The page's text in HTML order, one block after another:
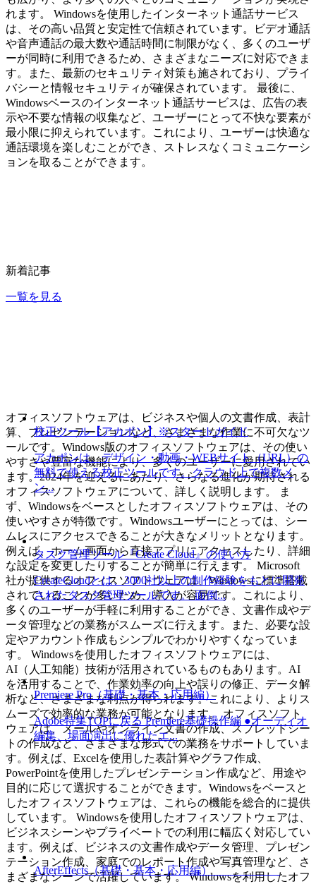
れます。 Windowsを使用したインターネット通話サービス
は、その高い品質と安定性で信頼されています。ビデオ通話
や音声通話の最大数や通話時間に制限がなく、多くのユーザ
ーが同時に利用できるため、さまざまなニーズに対応できま
す。また、最新のセキュリティ対策も施されており、プライ
バシーと情報セキュリティが確保されています。 最後に、
Windowsベースのインターネット通話サービスは、広告の表
示や不要な情報の収集など、ユーザーにとって不快な要素が
最小限に抑えられています。これにより、ユーザーは快適な
通話環境を楽しむことができ、ストレスなくコミュニケーシ
ョンを取ることができます。
オフィスソフトウェアは、ビジネスや個人の文書作成、表計
算、プレゼンテーションなど、さまざまな作業に不可欠なツ
ールです。Windows版のオフィスソフトウェアは、その使い
やすさや豊富な機能により、多くのユーザーに愛用されてい
ます。2024年を迎えるにあたり、さらなる進化が期待される
オフィスソフトウェアについて、詳しく説明します。 ま
ず、Windowsをベースとしたオフィスソフトウェアは、その
使いやすさが特徴です。Windowsユーザーにとっては、シー
ムレスにアクセスできることが大きなメリットとなります。
例えば、ホーム画面から直接アプリにアクセスしたり、詳細
な設定を変更したりすることが簡単に行えます。 Microsoft
社が提供するオフィスソフトウェアは、Windowsに標準搭載
されていることが多いため、導入が容易です。これにより、
多くのユーザーが手軽に利用することができ、文書作成やデ
ータ管理などの業務がスムーズに行えます。また、必要な設
定やアカウント作成もシンプルでわかりやすくなっていま
す。 Windowsを使用したオフィスソフトウェアには、
AI（人工知能）技術が活用されているものもあります。AI
を活用することで、作業効率の向上や誤りの修正、データ解
析など、さまざまな利点が得られます。これにより、よりス
ムーズで効率的な業務が可能となります。 オフィスソフト
ウェアは、メールやオンライン文書の作成、スプレッドシー
トの作成など、さまざまな形式での業務をサポートしていま
す。例えば、Excelを使用した表計算やグラフ作成、
PowerPointを使用したプレゼンテーション作成など、用途や
目的に応じて選択することができます。Windowsをベースと
したオフィスソフトウェアは、これらの機能を総合的に提供
しています。 Windowsを使用したオフィスソフトウェアは、
ビジネスシーンやプライベートでの利用に幅広く対応してい
ます。例えば、ビジネスの文書作成やデータ管理、プレゼン
テーション作成、家庭でのレポート作成や写真管理など、さ
まざまなシーンで活躍しています。 Windowsを利用したオフ
新着記事
一覧を見る
校正ツール【アカポン】※スタートガイド
アカポンは、デザイン・動画・WEBサイト（URL）の
無料で使える校正ツールです。クラウド上で複数メ
ン...
タスク管理ツール『Create Cloud』の使い方
CreateCloudとは、3000社以上の制作経験をもとに開発
されたタスク管理ツールです。 面倒...
Premiere Pro（基礎・基本・応用編）
Adobe特集TOPに戻る Premiere基礎操作編 ●オーディオ
編集、場面演出に優れたエ...
AfterEffects（基礎・基本・応用編）